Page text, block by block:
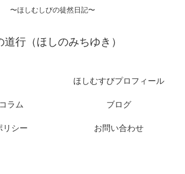
〜ほしむしびの徒然日記〜
道行（ほしのみちゆき）
ほしむすびプロフィール
ラム ブログ
リシー お問い合わせ